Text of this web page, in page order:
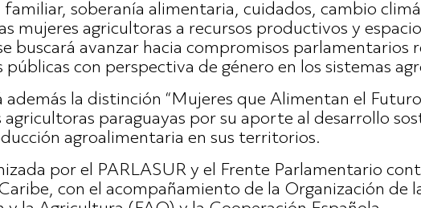
soberanía alimentaria, cuidados, cambio
mujeres agricultoras a recursos productivos y
buscará avanzar hacia compromisos parlamentarios
con perspectiva de género en los sistemas
además la distinción “Mujeres que Alimentan el
paraguayas por su aporte al desarrollo
agroalimentaria en sus territorios.
por el PARLASUR y el Frente Parlamentario
con el acompañamiento de la Organización de